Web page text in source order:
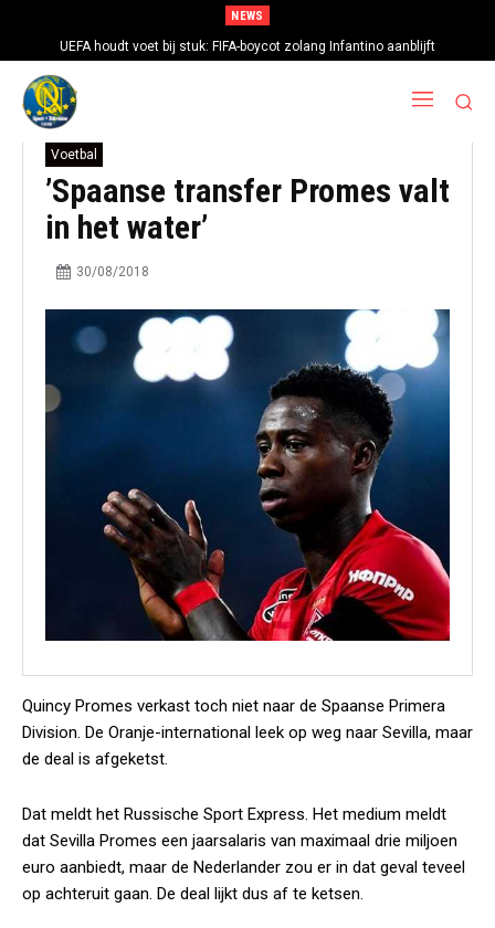
NEWS
UEFA houdt voet bij stuk: FIFA-boycot zolang Infantino aanblijft
Voetbal
’Spaanse transfer Promes valt
in het water’
30/08/2018
Quincy Promes verkast toch niet naar de Spaanse Primera
Division. De Oranje-international leek op weg naar Sevilla, maar
de deal is afgeketst.
Dat meldt het Russische Sport Express. Het medium meldt
dat Sevilla Promes een jaarsalaris van maximaal drie miljoen
euro aanbiedt, maar de Nederlander zou er in dat geval teveel
op achteruit gaan. De deal lijkt dus af te ketsen.